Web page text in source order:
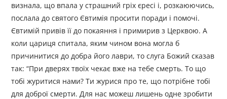
визнала, що впала у страшний гріх єресі і, розкаюючись,
послала до святого Євтимія просити поради і помочі.
Євтимій привів її до покаяння і примирив з Церквою. А
коли цариця спитала, яким чином вона могла б
причинитися до добра його лаври, то слуга Божий сказав
так: “При дверях твоїх чекає вже на тебе смерть. То що
тобі журитися нами? Ти журися про те, що потрібне тобі
для доброї смерти. Для нас можеш лишень одне зробити